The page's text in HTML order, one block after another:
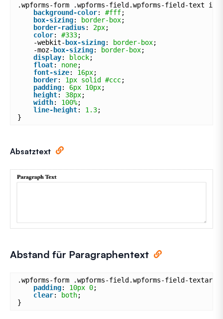
.wpforms-form .wpforms-field.wpforms-field-text
background-color: #fff;
box-sizing: border-box;
border-radius: 2px;
color: #333;
-webkit- box-sizing: border-box;
-moz- box-sizing: border-box;
display: block;
float: none;
font-size: 16px;
border: 1px solid #ccc;
padding: 6px 10px;
height: 38px;
width: 100%;
line-height: 1.3;
}
Absatztext
Abstand für Paragraphentext
.wpforms-form .wpforms-field.wpforms-field-
padding: 10px 0;
clear: both;
}